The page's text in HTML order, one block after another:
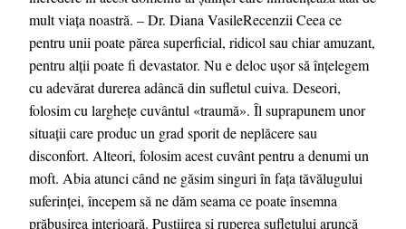
mult viața noastră. – Dr. Diana VasileRecenzii Ceea ce
pentru unii poate părea superficial, ridicol sau chiar amuzant,
pentru alții poate fi devastator. Nu e deloc ușor să înțelegem
cu adevărat durerea adâncă din sufletul cuiva. Deseori,
folosim cu larghețe cuvântul «traumă». Îl suprapunem unor
situații care produc un grad sporit de neplăcere sau
disconfort. Alteori, folosim acest cuvânt pentru a denumi un
moft. Abia atunci când ne găsim singuri în fața tăvălugului
suferinței, începem să ne dăm seama ce poate însemna
prăbușirea interioară. Pustiirea și ruperea sufletului aruncă